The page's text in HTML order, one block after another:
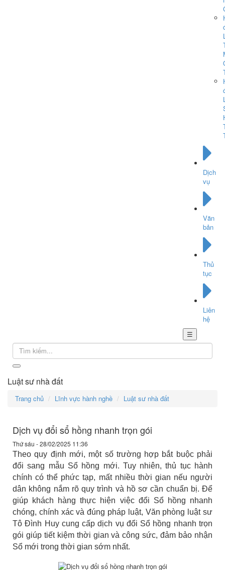
Dịch
vụ
Văn
bản
Thủ
tục
Liên
hệ
☰
Luật sư nhà đất
Trang chủ Lĩnh vực hành nghề Luật sư nhà đất
Dịch vụ đổi sổ hồng nhanh trọn gói
Thứ sáu - 28/02/2025 11:36
Theo quy định mới, một số trường hợp bắt buộc phải
đổi sang mẫu Sổ hồng mới. Tuy nhiên, thủ tục hành
chính có thể phức tạp, mất nhiều thời gian nếu người
dân không nắm rõ quy trình và hồ sơ cần chuẩn bị. Để
giúp khách hàng thực hiện việc đổi Sổ hồng nhanh
chóng, chính xác và đúng pháp luật, Văn phòng luật sư
Tô Đình Huy cung cấp dịch vụ đổi Sổ hồng nhanh trọn
gói giúp tiết kiệm thời gian và công sức, đảm bảo nhận
Sổ mới trong thời gian sớm nhất.